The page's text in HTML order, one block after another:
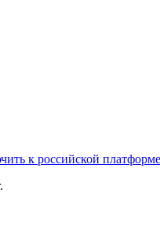
к российской